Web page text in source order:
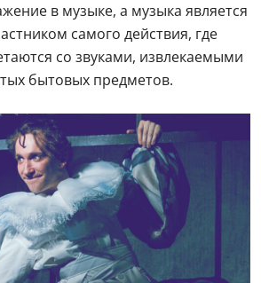
в музыке, а музыка является
самого действия, где
со звуками, извлекаемыми
бытовых предметов.